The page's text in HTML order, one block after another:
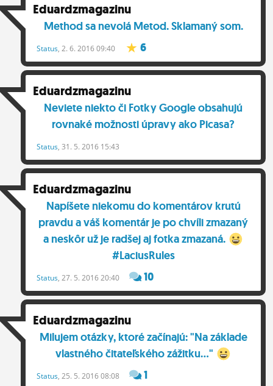
Eduardzmagazinu
Method sa nevolá Metod. Sklamaný som.
Status, 2. 6. 2016 09:40 6
Eduardzmagazinu
Neviete niekto či Fotky Google obsahujú
rovnaké možnosti úpravy ako Picasa?
Status, 31. 5. 2016 15:43
Eduardzmagazinu
Napíšete niekomu do komentárov krutú
pravdu a váš komentár je po chvíli zmazaný
a neskôr už je radšej aj fotka zmazaná.
#LaciusRules
Status, 27. 5. 2016 20:40 10
Eduardzmagazinu
Milujem otázky, ktoré začínajú: "Na základe
vlastného čitateľského zážitku..."
Status, 25. 5. 2016 08:08 1